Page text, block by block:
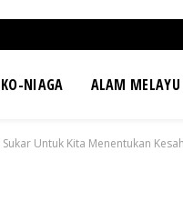
NIAGA ALAM MELAYU
Untuk Kita Menentukan